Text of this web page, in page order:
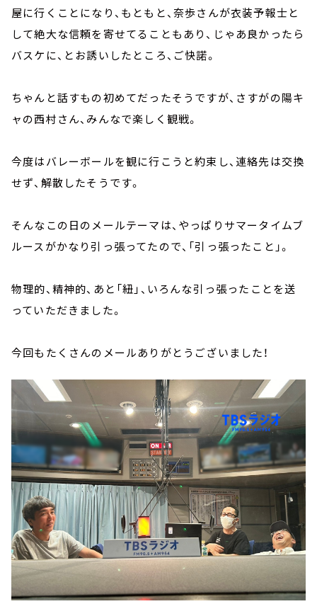
屋に行くことになり、もともと、奈歩さんが衣装予報士と
して絶大な信頼を寄せてることもあり、じゃあ良かったら
バスケに、とお誘いしたところ、ご快諾。
ちゃんと話すもの初めてだったそうですが、さすがの陽キ
ャの西村さん、みんなで楽しく観戦。
今度はバレーボールを観に行こうと約束し、連絡先は交換
せず、解散したそうです。
そんなこの日のメールテーマは、やっぱりサマータイムブ
ルースがかなり引っ張ってたので、「引っ張ったこと」。
物理的、精神的、あと「紐」、いろんな引っ張ったことを送
っていただきました。
今回もたくさんのメールありがとうございました！